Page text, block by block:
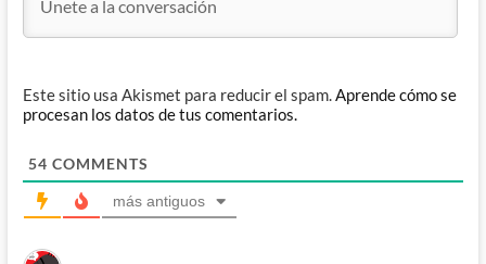
Este sitio usa Akismet para reducir el spam.Aprende cómo se
procesan los datos de tus comentarios.
54 COMMENTS
más antiguos